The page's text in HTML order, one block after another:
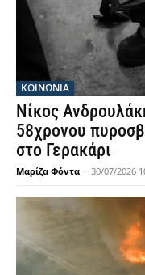
ΚΟΙΝΩΝΙΑ
Νίκος
58χρονου
στο Γερακάρι
Μαρίζα Φόντα - 30/07/2026